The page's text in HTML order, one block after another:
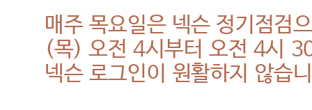
매주 목요일은 넥슨 정기점검
(목)오전 4시부터 오전 4시
넥슨 로그인이 원활하지 않습